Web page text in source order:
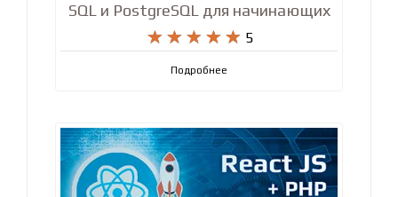
SQL и PostgreSQL для начинающих
    
     5
Подробнее